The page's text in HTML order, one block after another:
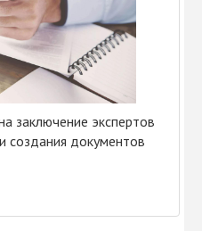
заключение экспертов
создания документов